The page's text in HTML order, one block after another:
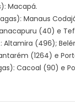
Macapá.
Manaus
(40) e
Altamira (496);
(1264) e
Cacoal (90) e